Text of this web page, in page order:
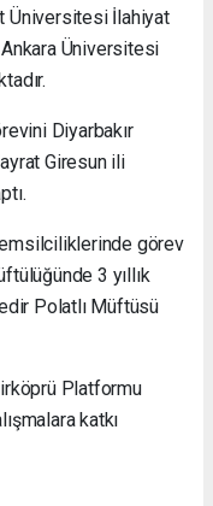
Üniversitesi İlahiyat
Üniversitesi
Diyarbakır
Giresun ili
temsilciliklerinde görev
3 yıllık
Polatlı Müftüsü
Platformu
katkı